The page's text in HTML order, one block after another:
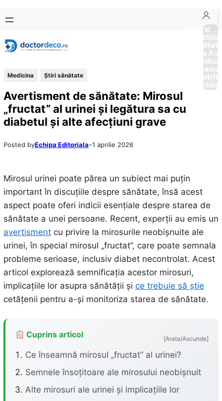
conținut
content
Boli si
Afectiuni
Sănătate
de la A
Medicina Ştiri sănătate
Avertisment de sănătate: Mirosul
„fructat” al urinei și legătura sa cu
diabetul și alte afecțiuni grave
Posted byEchipa Editoriala–1 aprilie 2026
Mirosul urinei poate părea un subiect mai puțin
important în discuțiile despre sănătate, însă acest
aspect poate oferi indicii esențiale despre starea de
sănătate a unei persoane. Recent, experții au emis un
avertismentcu privire la mirosurile neobișnuite ale
urinei, în special mirosul „fructat”, care poate semnala
probleme serioase, inclusiv diabet necontrolat. Acest
articol explorează semnificația acestor mirosuri,
implicațiile lor asupra sănătății și ce trebuie să știe
cetățenii pentru a-și monitoriza starea de sănătate.
Cuprins articol [Arata/Ascunde]
Ce înseamnă mirosul „fructat” al urinei?
Semnele însoțitoare ale mirosului neobișnuit
Alte mirosuri ale urinei și implicațiile lor